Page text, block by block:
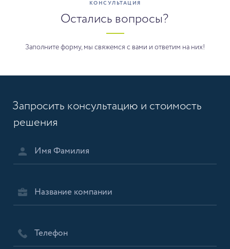
КОНСУЛЬТАЦИЯ
Остались вопросы?
Заполните форму, мы свяжемся с вами и ответим на них!
Запросить консультацию и стоимость
решения